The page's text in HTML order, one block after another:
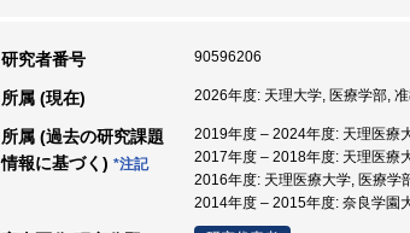
研究者番号 90596206
所属 (現在) 2026年度: 天理大学, 医療学部,
所属 (過去の研究課題
情報に基づく) *注記
2019年度 – 2024年度: 天理医療
2017年度 – 2018年度: 天理医療
2016年度: 天理医療大学, 医療学
2014年度 – 2015年度: 奈良学園